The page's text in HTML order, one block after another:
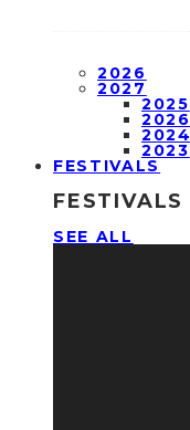
2026
2027
2025
2026
2024
2023
FESTIVALS
FESTIVALS
SEE ALL